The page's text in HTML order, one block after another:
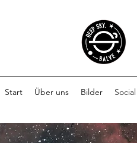
Start Über uns Bilder